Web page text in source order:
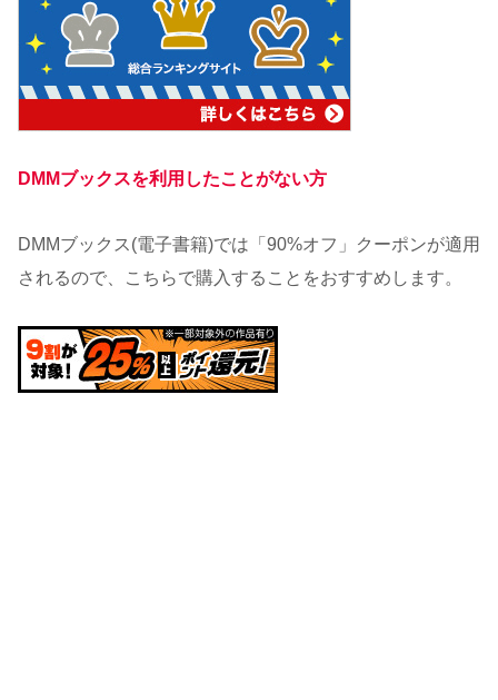
DMMブックスを利用したことがない方
DMMブックス(電子書籍)では「90%オフ」クーポンが適用
されるので、こちらで購入することをおすすめします。